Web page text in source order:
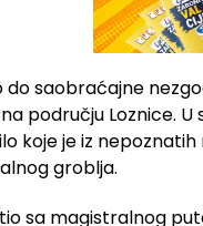
do saobraćajne
području Loznice.
koje je iz
groblja.